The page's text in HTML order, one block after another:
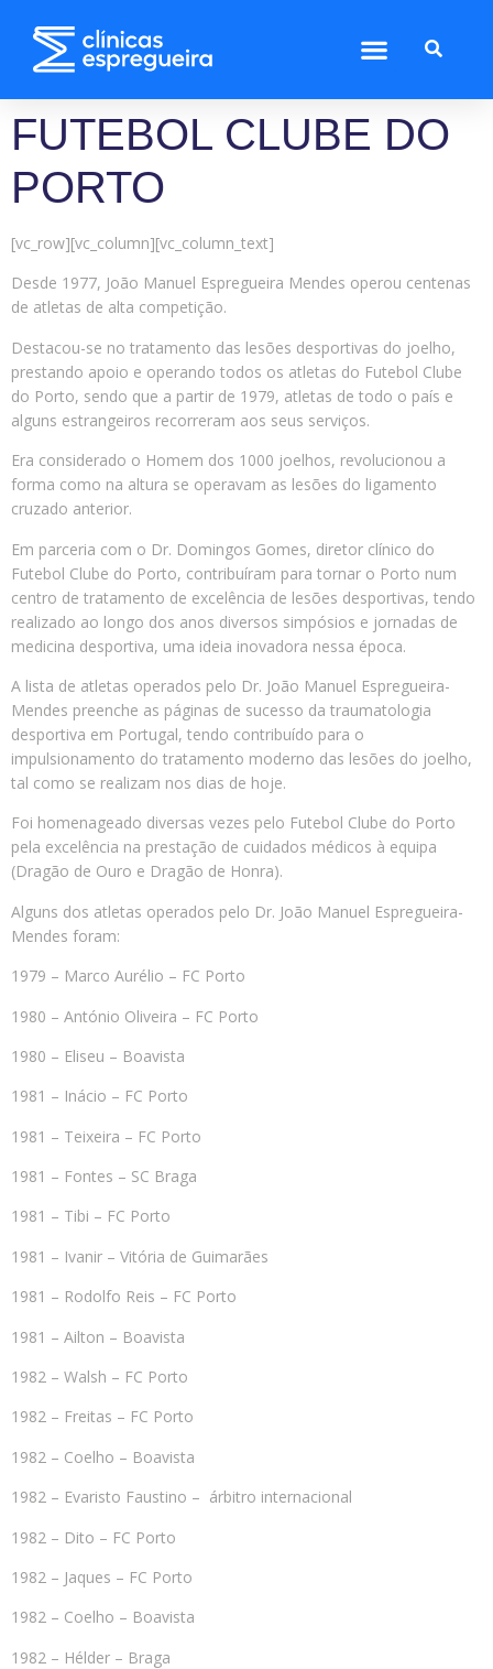
FUTEBOL CLUBE DO
PORTO
[vc_row][vc_column][vc_column_text]
Desde 1977, João Manuel Espregueira Mendes operou centenas
de atletas de alta competição.
Destacou-se no tratamento das lesões desportivas do joelho,
prestando apoio e operando todos os atletas do Futebol Clube
do Porto, sendo que a partir de 1979, atletas de todo o país e
alguns estrangeiros recorreram aos seus serviços.
Era considerado o Homem dos 1000 joelhos, revolucionou a
forma como na altura se operavam as lesões do ligamento
cruzado anterior.
Em parceria com o Dr. Domingos Gomes, diretor clínico do
Futebol Clube do Porto, contribuíram para tornar o Porto num
centro de tratamento de excelência de lesões desportivas, tendo
realizado ao longo dos anos diversos simpósios e jornadas de
medicina desportiva, uma ideia inovadora nessa época.
A lista de atletas operados pelo Dr. João Manuel Espregueira-
Mendes preenche as páginas de sucesso da traumatologia
desportiva em Portugal, tendo contribuído para o
impulsionamento do tratamento moderno das lesões do joelho,
tal como se realizam nos dias de hoje.
Foi homenageado diversas vezes pelo Futebol Clube do Porto
pela excelência na prestação de cuidados médicos à equipa
(Dragão de Ouro e Dragão de Honra).
Alguns dos atletas operados pelo Dr. João Manuel Espregueira-
Mendes foram:
1979 – Marco Aurélio – FC Porto
1980 – António Oliveira – FC Porto
1980 – Eliseu – Boavista
1981 – Inácio – FC Porto
1981 – Teixeira – FC Porto
1981 – Fontes – SC Braga
1981 – Tibi – FC Porto
1981 – Ivanir – Vitória de Guimarães
1981 – Rodolfo Reis – FC Porto
1981 – Ailton – Boavista
1982 – Walsh – FC Porto
1982 – Freitas – FC Porto
1982 – Coelho – Boavista
1982 – Evaristo Faustino – árbitro internacional
1982 – Dito – FC Porto
1982 – Jaques – FC Porto
1982 – Coelho – Boavista
1982 – Hélder – Braga